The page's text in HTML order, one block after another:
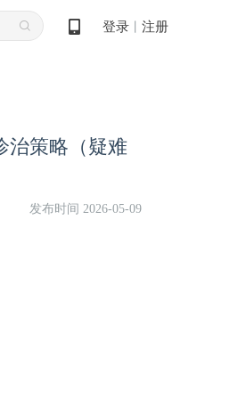
登录 注册
治策略（疑难
发布时间 2026-05-09